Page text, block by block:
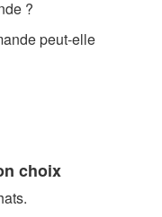
?
peut-elle
choix